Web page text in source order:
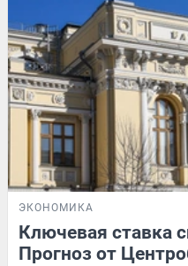
ЭКОНОМИКА
Ключевая ставка
Прогноз от